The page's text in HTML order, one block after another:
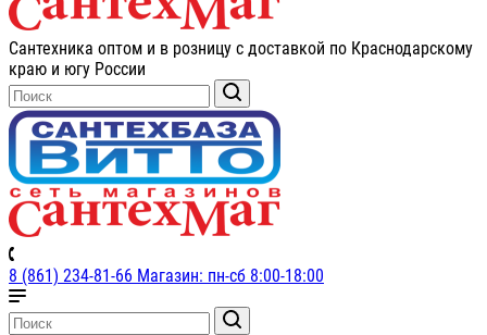
Сантехника оптом и в розницу с доставкой по Краснодарскому
краю и югу России
8 (861) 234-81-66 Магазин: пн-сб 8:00-18:00